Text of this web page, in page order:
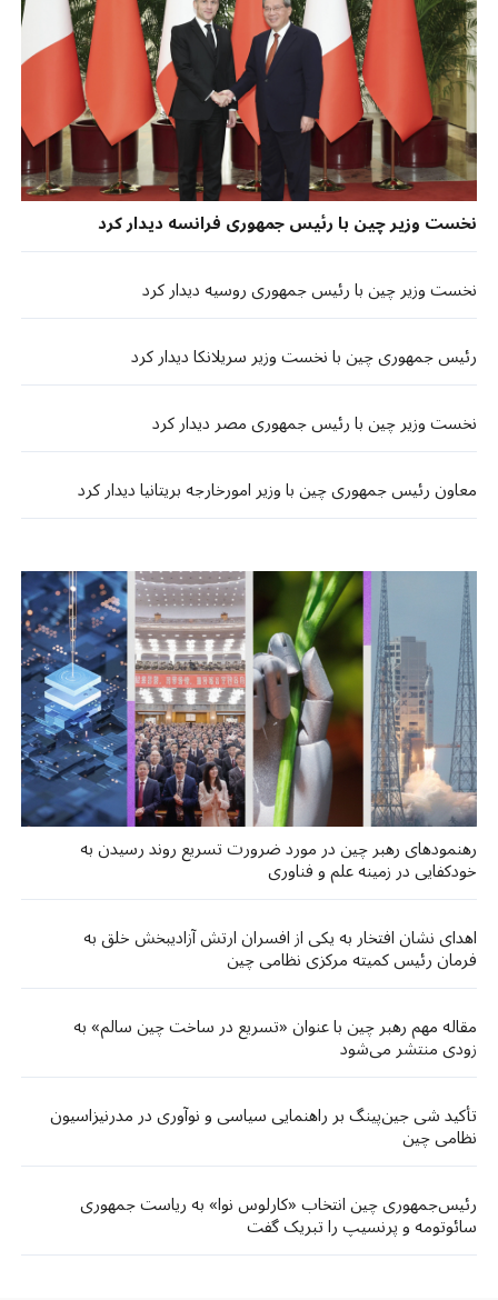
نخست وزیر چین با رئیس جمهوری فرانسه دیدار کرد
نخست وزیر چین با رئیس جمهوری روسیه دیدار کرد
رئیس جمهوری چین با نخست وزیر سریلانکا دیدار کرد
نخست وزیر چین با رئیس جمهوری مصر دیدار کرد
معاون رئیس جمهوری چین با وزیر امورخارجه بریتانیا دیدار کرد
رهنمودهای رهبر چین در مورد ضرورت تسریع روند رسیدن به
خودکفایی در زمینه علم و فناوری
اهدای نشان افتخار به یکی از افسران ارتش آزادیبخش خلق به
فرمان رئیس کمیته مرکزی نظامی چین
مقاله مهم رهبر چین با عنوان «تسریع در ساخت چین سالم» به
زودی منتشر می‌شود
تأکید شی جین‌پینگ بر راهنمایی سیاسی و نوآوری در مدرنیزاسیون
نظامی چین
رئیس‌جمهوری چین انتخاب «کارلوس نوا» به ریاست جمهوری
سائوتومه و پرنسیپ را تبریک گفت